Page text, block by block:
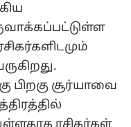
பிறகு சூர்யாவை